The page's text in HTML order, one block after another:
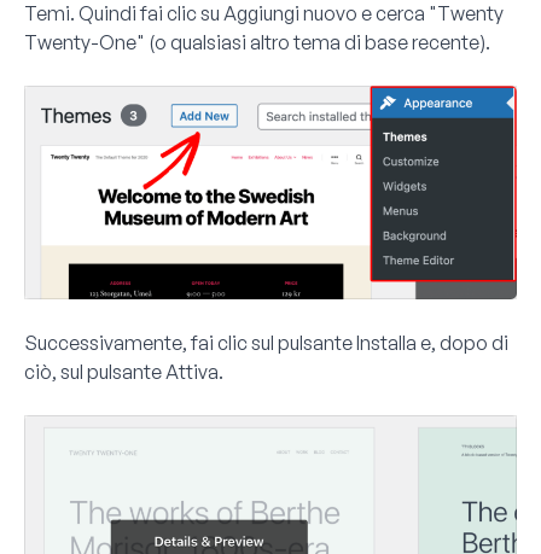
Temi. Quindi fai clic su Aggiungi nuovo e cerca "Twenty
Twenty-One" (o qualsiasi altro tema di base recente).
Successivamente, fai clic sul pulsanteInstalla e, dopo di
ciò, sul pulsanteAttiva.